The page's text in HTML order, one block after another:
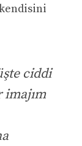
ciddi
imajım